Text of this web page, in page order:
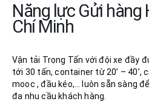
Năng lực Gửi hàng
Chí Minh
Vận tải Trọng Tấn với đội xe đầy
tới 30 tấn, container từ 20’ – 40’,
mooc , đầu kéo,… luôn sẵn sàng
đa nhu cầu khách hàng.